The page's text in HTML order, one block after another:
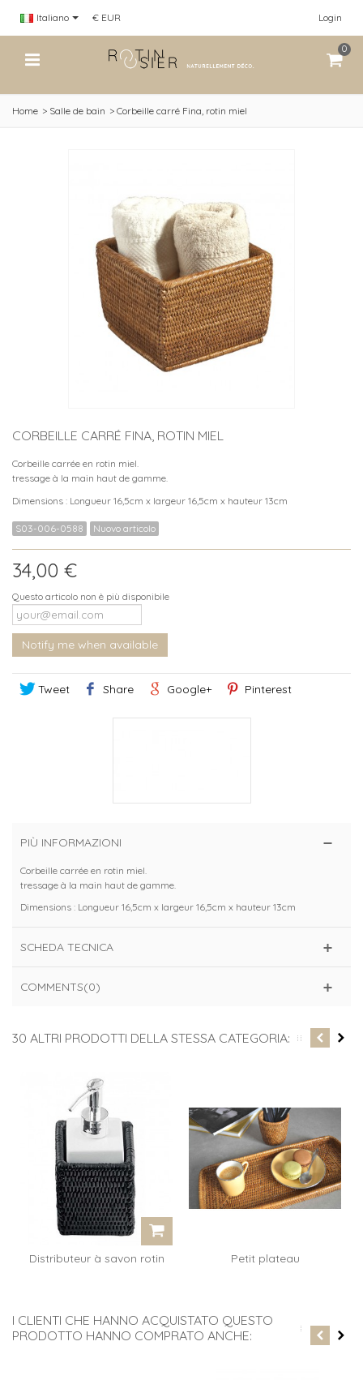
Italiano Login
€ EUR
0
Home > Salle de bain > Corbeille carré Fina, rotin miel
CORBEILLE CARRÉ FINA, ROTIN MIEL
Corbeille carrée en rotin miel.
tressage à la main haut de gamme.
Dimensions : Longueur 16,5cm x largeur 16,5cm x hauteur 13cm
S03-006-0588 Nuovo articolo
34,00 €
Questo articolo non è più disponibile
Notify me when available
Tweet Share Google+ Pinterest
PIÙ INFORMAZIONI
Corbeille carrée en rotin miel.
tressage à la main haut de gamme.
Dimensions : Longueur 16,5cm x largeur 16,5cm x hauteur 13cm
SCHEDA TECNICA
COMMENTS(0)
30 ALTRI PRODOTTI DELLA STESSA CATEGORIA:
Distributeur à savon rotin
Petit plateau
I CLIENTI CHE HANNO ACQUISTATO QUESTO
PRODOTTO HANNO COMPRATO ANCHE: